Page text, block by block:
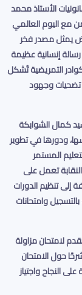
الأستاذ محمد
مع اليوم العالمي
يمثل مصدر فخر
إنسانية عظيمة
التمريضية تُشكل
تضحيات وجهود
كمال الشوابكة
ودورها في تطوير
المستمر
تعمل على
إلى تنظيم الدورات
وامتحانات
لامتحان مزاولة
حول الامتحان
النجاح واجتياز